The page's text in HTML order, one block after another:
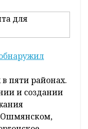
пяти районах.
и создании
Ошмянском,